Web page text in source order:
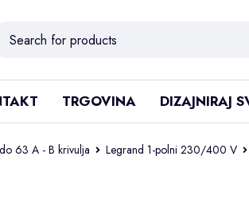
TRGOVINA DIZAJNIRAJ
63 A - B krivulja Legrand 1-polni 230/400 V